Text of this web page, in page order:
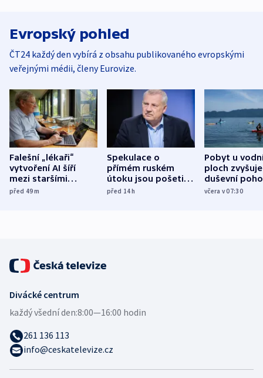
Evropský pohled
ČT24 každý den vybírá z obsahu publikovaného evropskými
veřejnými médii, členy Eurovize.
Falešní „lékaři“
vytvoření AI šíří
mezi staršími
Poláky nebezpečné
před 49m
Spekulace o
přímém ruském
útoku jsou pošetilé,
míní estonský
před 14h
Pobyt u
ploch zvyšuje
duševní
ukázala
včera v 07:30
Divácké centrum
každý všední den:8:00—16:00 hodin
261 136 113
info@ceskatelevize.cz